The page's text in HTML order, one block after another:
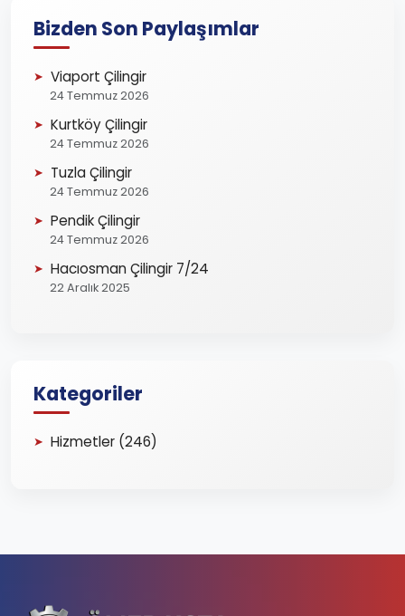
Bizden Son Paylaşımlar
Viaport Çilingir
24 Temmuz 2026
Kurtköy Çilingir
24 Temmuz 2026
Tuzla Çilingir
24 Temmuz 2026
Pendik Çilingir
24 Temmuz 2026
Hacıosman Çilingir 7/24
22 Aralık 2025
Kategoriler
Hizmetler (246)